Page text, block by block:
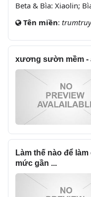
Beta & Bìa: Xiaolin;
Tên miền:
xương sườn mềm -
Làm thế nào để
mức gần ...